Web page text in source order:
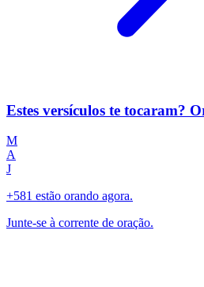
Estes versículos te tocaram?
M
A
J
+581 estão orando agora.
Junte-se à corrente de oração.